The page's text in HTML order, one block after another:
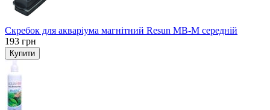
Скребок для акваріума магнітний Resun MB-M середній
193 грн
Купити